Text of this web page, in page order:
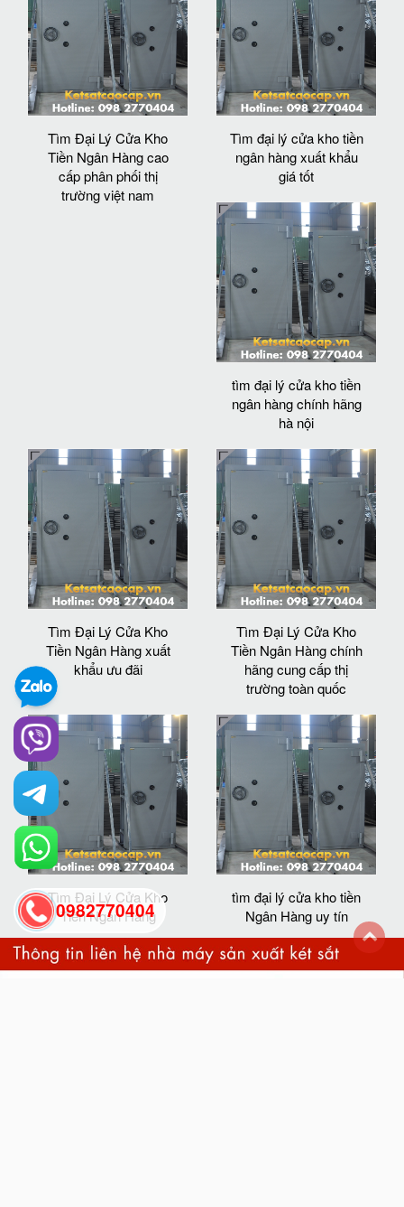
Tìm Đại Lý Cửa Kho
Tiền Ngân Hàng cao
cấp phân phối thị
trường việt nam
Tìm đại lý cửa kho tiền
ngân hàng xuất khẩu
giá tốt
tìm đại lý cửa kho tiền
ngân hàng chính hãng
hà nội
Tìm Đại Lý Cửa Kho
Tiền Ngân Hàng xuất
khẩu ưu đãi
Tìm Đại Lý Cửa Kho
Tiền Ngân Hàng chính
hãng cung cấp thị
trường toàn quốc
Tìm Đại Lý Cửa Kho
Tiền Ngân Hàng
tìm đại lý cửa kho tiền
Ngân Hàng uy tín
0982770404
back